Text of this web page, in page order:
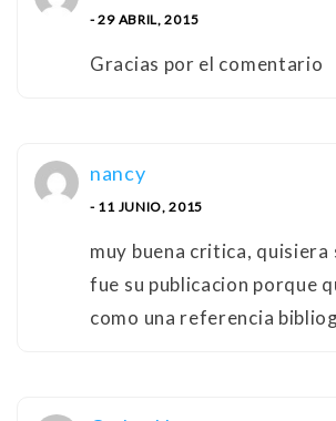
- 29 ABRIL, 2015
Gracias por el comentario
nancy
- 11 JUNIO, 2015
muy buena critica, quisiera
fue su publicacion porque
como una referencia